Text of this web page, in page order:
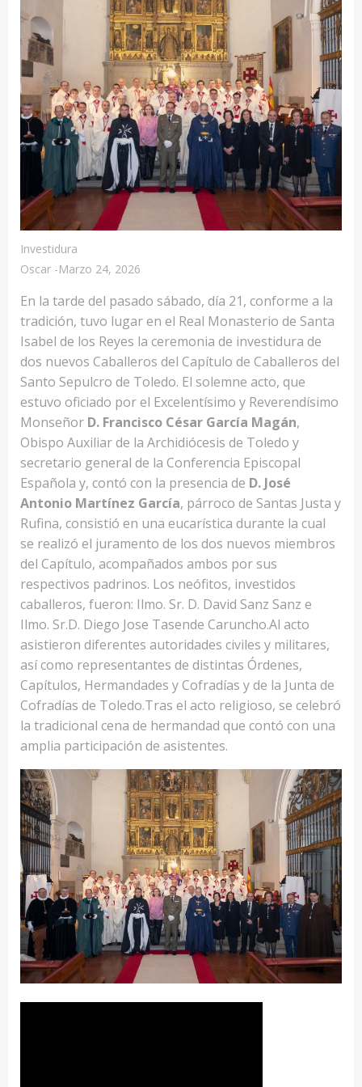
Investidura
Oscar -Marzo 24, 2026
En la tarde del pasado sábado, día 21, conforme a la
tradición, tuvo lugar en el Real Monasterio de Santa
Isabel de los Reyes la ceremonia de investidura de
dos nuevos Caballeros del Capítulo de Caballeros del
Santo Sepulcro de Toledo. El solemne acto, que
estuvo oficiado por el Excelentísimo y Reverendísimo
Monseñor D. Francisco César García Magán,
Obispo Auxiliar de la Archidiócesis de Toledo y
secretario general de la Conferencia Episcopal
Española y, contó con la presencia de D. José
Antonio Martínez García, párroco de Santas Justa y
Rufina, consistió en una eucarística durante la cual
se realizó el juramento de los dos nuevos miembros
del Capítulo, acompañados ambos por sus
respectivos padrinos. Los neófitos, investidos
caballeros, fueron: Ilmo. Sr. D. David Sanz Sanz e
Ilmo. Sr.D. Diego Jose Tasende Caruncho.Al acto
asistieron diferentes autoridades civiles y militares,
así como representantes de distintas Órdenes,
Capítulos, Hermandades y Cofradías y de la Junta de
Cofradías de Toledo.Tras el acto religioso, se celebró
la tradicional cena de hermandad que contó con una
amplia participación de asistentes.